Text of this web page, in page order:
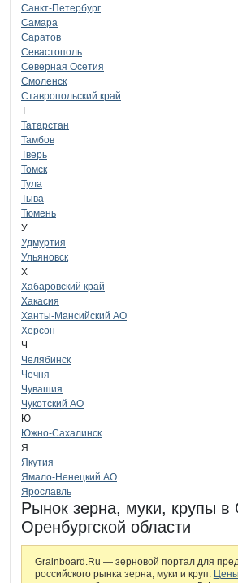
Санкт-Петербург
Самара
Саратов
Севастополь
Северная Осетия
Смоленск
Ставропольский край
Т
Татарстан
Тамбов
Тверь
Томск
Тула
Тыва
Тюмень
У
Удмуртия
Ульяновск
Х
Хабаровский край
Хакасия
Ханты-Мансийский АО
Херсон
Ч
Челябинск
Чечня
Чувашия
Чукотский АО
Ю
Южно-Сахалинск
Я
Якутия
Ямало-Ненецкий АО
Ярославль
Рынок зерна, муки, крупы в
Оренбургской области
Grainboard.Ru — зерновой портал для
российского рынка зерна, муки и круп.